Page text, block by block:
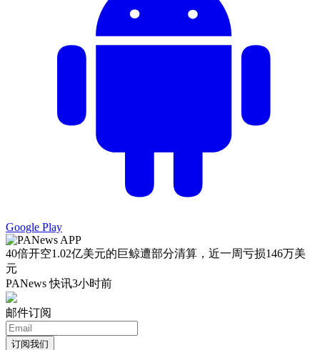
Google Play
40倍开空1.02亿美元的巨鲸遭部分清算，近一周亏损146万美
元
PANews 快讯3小时前
邮件订阅
订阅我们